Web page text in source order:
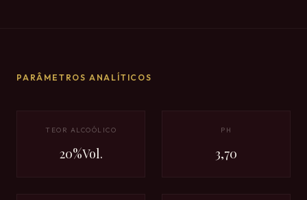
PARÂMETROS ANALÍTICOS
TEOR ALCOÓLICO
20%Vol.
PH
3,70